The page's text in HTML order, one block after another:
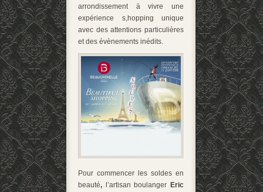
arrondissement à vivre une
expérience s,hopping unique
avec des attentions particulières
et des évènements inédits.
Pour commencer les soldes en
beauté, l’artisan boulanger Eric